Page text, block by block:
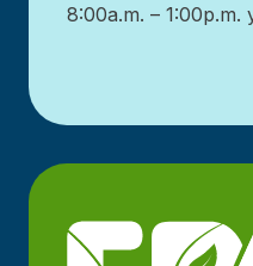
8:00a.m. – 1:00p.m.